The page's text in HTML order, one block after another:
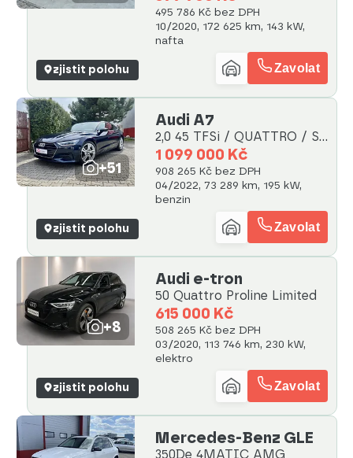
495 786 Kč bez DPH
10/2020, 172 625 km, 143 kW,
nafta
zjistit polohu Zavolat
+51
Audi A7
2,0 45 TFSi / QUATTRO / S-
LINE
1 099 000 Kč
908 265 Kč bez DPH
04/2022, 73 289 km, 195 kW,
benzin
zjistit polohu Zavolat
+8
Audi e-tron
50 Quattro Proline Limited
615 000 Kč
508 265 Kč bez DPH
03/2020, 113 746 km, 230 kW,
elektro
zjistit polohu Zavolat
Mercedes-Benz GLE
350De 4MATIC AMG